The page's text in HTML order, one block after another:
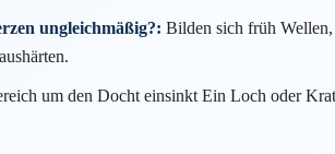
ungleichmäßig?: Bilden sich früh Wellen,
um den Docht einsinkt Ein Loch oder